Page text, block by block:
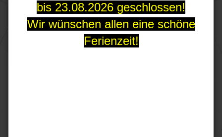
bis 23.08.2026 geschlossen!
Wir wünschen allen eine schöne
Ferienzeit!
Sortieren nach
Sortieren nach 30 pro Seite
pro Seite